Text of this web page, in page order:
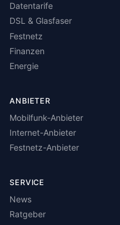
Datentarife
DSL & Glasfaser
Festnetz
Finanzen
Energie
ANBIETER
Mobilfunk-Anbieter
Internet-Anbieter
Festnetz-Anbieter
SERVICE
News
Ratgeber